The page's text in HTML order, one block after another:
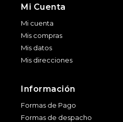
Mi Cuenta
Mi cuenta
Mis compras
Mis datos
Mis direcciones
Información
Formas de Pago
Formas de despacho